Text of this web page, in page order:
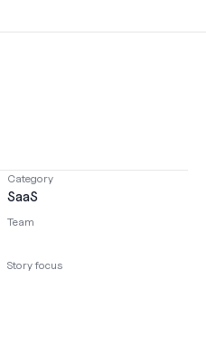
Category
SaaS
Team
Story focus